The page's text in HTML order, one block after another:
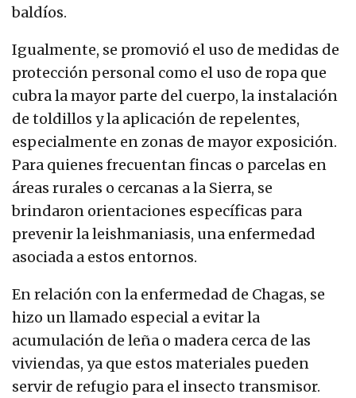
baldíos.
Igualmente, se promovió el uso de medidas de
protección personal como el uso de ropa que
cubra la mayor parte del cuerpo, la instalación
de toldillos y la aplicación de repelentes,
especialmente en zonas de mayor exposición.
Para quienes frecuentan fincas o parcelas en
áreas rurales o cercanas a la Sierra, se
brindaron orientaciones específicas para
prevenir la leishmaniasis, una enfermedad
asociada a estos entornos.
En relación con la enfermedad de Chagas, se
hizo un llamado especial a evitar la
acumulación de leña o madera cerca de las
viviendas, ya que estos materiales pueden
servir de refugio para el insecto transmisor.